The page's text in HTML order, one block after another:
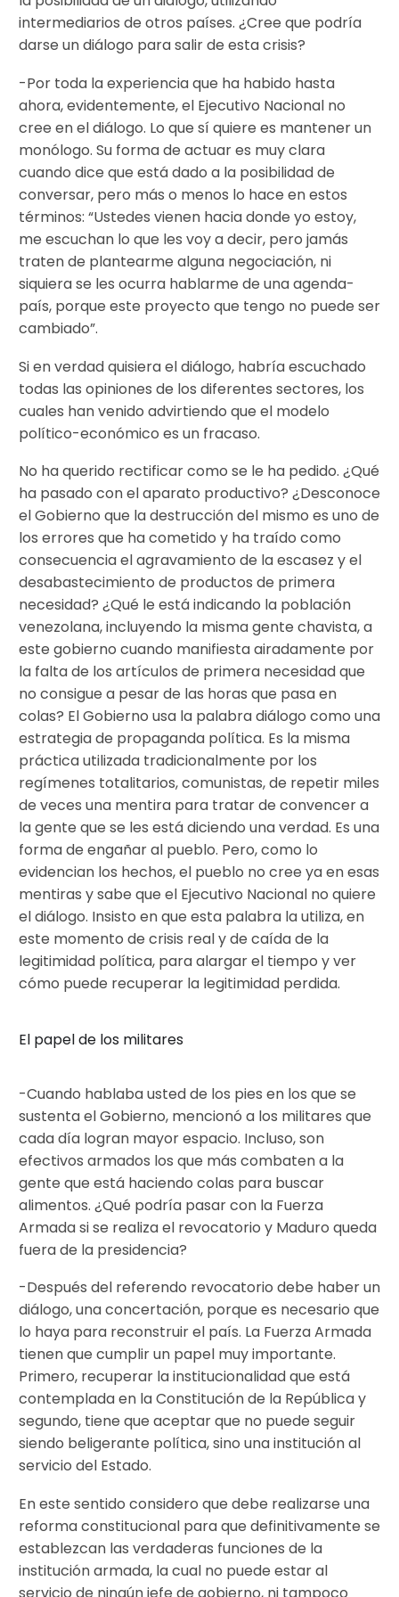
intermediarios de otros países. ¿Cree que podría
darse un diálogo para salir de esta crisis?
-Por toda la experiencia que ha habido hasta
ahora, evidentemente, el Ejecutivo Nacional no
cree en el diálogo. Lo que sí quiere es mantener un
monólogo. Su forma de actuar es muy clara
cuando dice que está dado a la posibilidad de
conversar, pero más o menos lo hace en estos
términos: “Ustedes vienen hacia donde yo estoy,
me escuchan lo que les voy a decir, pero jamás
traten de plantearme alguna negociación, ni
siquiera se les ocurra hablarme de una agenda-
país, porque este proyecto que tengo no puede ser
cambiado”.
Si en verdad quisiera el diálogo, habría escuchado
todas las opiniones de los diferentes sectores, los
cuales han venido advirtiendo que el modelo
político-económico es un fracaso.
No ha querido rectificar como se le ha pedido. ¿Qué
ha pasado con el aparato productivo? ¿Desconoce
el Gobierno que la destrucción del mismo es uno de
los errores que ha cometido y ha traído como
consecuencia el agravamiento de la escasez y el
desabastecimiento de productos de primera
necesidad? ¿Qué le está indicando la población
venezolana, incluyendo la misma gente chavista, a
este gobierno cuando manifiesta airadamente por
la falta de los artículos de primera necesidad que
no consigue a pesar de las horas que pasa en
colas? El Gobierno usa la palabra diálogo como una
estrategia de propaganda política. Es la misma
práctica utilizada tradicionalmente por los
regímenes totalitarios, comunistas, de repetir miles
de veces una mentira para tratar de convencer a
la gente que se les está diciendo una verdad. Es una
forma de engañar al pueblo. Pero, como lo
evidencian los hechos, el pueblo no cree ya en esas
mentiras y sabe que el Ejecutivo Nacional no quiere
el diálogo. Insisto en que esta palabra la utiliza, en
este momento de crisis real y de caída de la
legitimidad política, para alargar el tiempo y ver
cómo puede recuperar la legitimidad perdida.
El papel de los militares
-Cuando hablaba usted de los pies en los que se
sustenta el Gobierno, mencionó a los militares que
cada día logran mayor espacio. Incluso, son
efectivos armados los que más combaten a la
gente que está haciendo colas para buscar
alimentos. ¿Qué podría pasar con la Fuerza
Armada si se realiza el revocatorio y Maduro queda
fuera de la presidencia?
-Después del referendo revocatorio debe haber un
diálogo, una concertación, porque es necesario que
lo haya para reconstruir el país. La Fuerza Armada
tienen que cumplir un papel muy importante.
Primero, recuperar la institucionalidad que está
contemplada en la Constitución de la República y
segundo, tiene que aceptar que no puede seguir
siendo beligerante política, sino una institución al
servicio del Estado.
En este sentido considero que debe realizarse una
reforma constitucional para que definitivamente se
establezcan las verdaderas funciones de la
institución armada, la cual no puede estar al